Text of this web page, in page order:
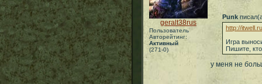
geralt38rus
Пользователь
Авторейтинг:
Активный
(271-0)
Punk
http://
Игра
Пишите,
у меня не